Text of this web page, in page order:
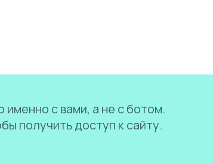
с вами, а не с ботом.
получить доступ к сайту.